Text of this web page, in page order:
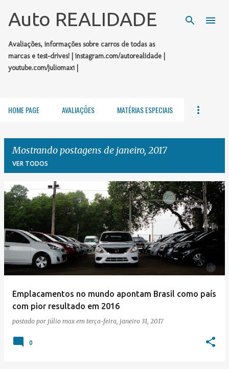
Pular para o conteúdo principal
Auto REALIDADE
Avaliações, informações sobre carros de todas as
marcas e test-drives! | instagram.com/autorealidade |
youtube.com/juliomax1 |
HOME PAGE AVALIAÇÕES MATÉRIAS ESPECIAIS
Mostrando postagens de janeiro, 2017
VER TODOS
P
o
s
t
a
g
Emplacamentos no mundo apontam Brasil como país
com pior resultado em 2016
postado por júlio max em terça-feira, janeiro 31, 2017
0